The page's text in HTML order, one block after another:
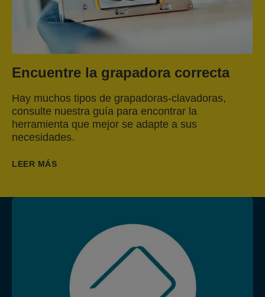
Encuentre la grapadora correcta
Hay muchos tipos de grapadoras-clavadoras,
consulte nuestra guía para encontrar la
herramienta que mejor se adapte a sus
necesidades.
LEER MÁS